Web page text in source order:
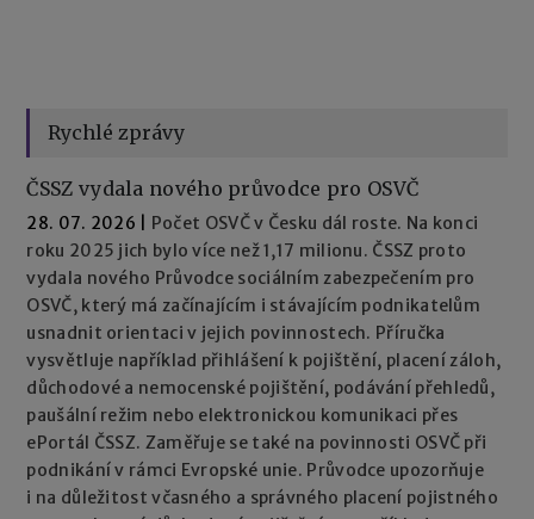
Rychlé zprávy
ČSSZ vydala nového průvodce pro OSVČ
28. 07. 2026
Počet OSVČ v Česku dál roste. Na konci
roku 2025 jich bylo více než 1,17 milionu. ČSSZ proto
vydala nového Průvodce sociálním zabezpečením pro
OSVČ, který má začínajícím i stávajícím podnikatelům
usnadnit orientaci v jejich povinnostech. Příručka
vysvětluje například přihlášení k pojištění, placení záloh,
důchodové a nemocenské pojištění, podávání přehledů,
paušální režim nebo elektronickou komunikaci přes
ePortál ČSSZ. Zaměřuje se také na povinnosti OSVČ při
podnikání v rámci Evropské unie. Průvodce upozorňuje
i na důležitost včasného a správného placení pojistného